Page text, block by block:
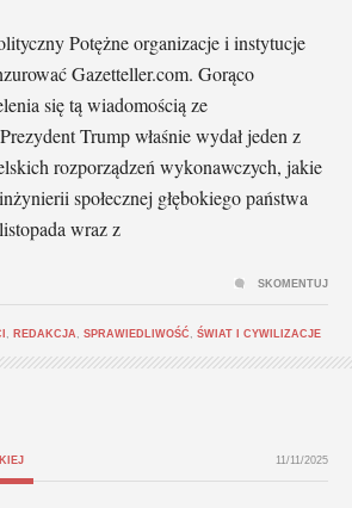
Potężne organizacje i instytucje
Gazetteller.com. Gorąco
się tą wiadomością ze
Trump właśnie wydał jeden z
rozporządzeń wykonawczych, jakie
społecznej głębokiego państwa
wraz z
REDAKCJA SPRAWIEDLIWOŚĆ ŚWIAT I CYWILIZACJE
SKOMENTUJ
11/11/2025